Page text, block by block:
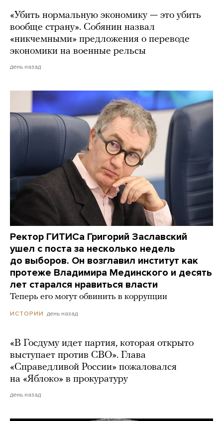
«Убить нормальную экономику — это убить
вообще страну». Собянин назвал
«никчемными» предложения о переводе
экономики на военные рельсы
день назад
Ректор ГИТИСа Григорий Заславский
ушел с поста за несколько недель
до выборов. Он возглавил институт как
протеже Владимира Мединского и десять
лет старался нравиться власти
Теперь его могут обвинить в коррупции
ИСТОРИИ день назад
«В Госдуму идет партия, которая открыто
выступает против СВО». Глава
«Справедливой России» пожаловался
на «Яблоко» в прокуратуру
день назад